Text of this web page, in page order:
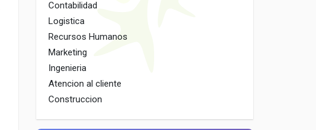
Contabilidad
Logistica
Recursos Humanos
Marketing
Ingenieria
Atencion al cliente
Construccion